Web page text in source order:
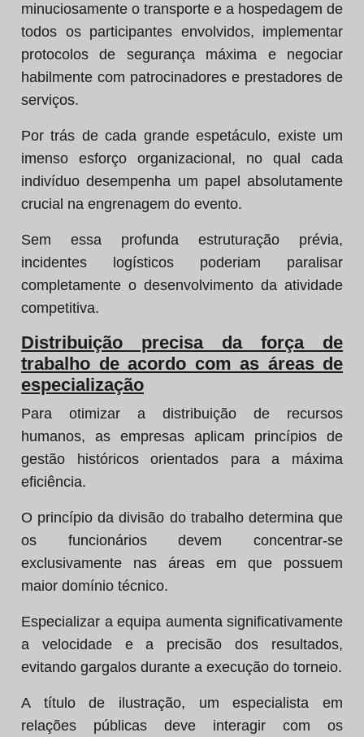
minuciosamente o transporte e a hospedagem de
todos os participantes envolvidos, implementar
protocolos de segurança máxima e negociar
habilmente com patrocinadores e prestadores de
serviços.
Por trás de cada grande espetáculo, existe um
imenso esforço organizacional, no qual cada
indivíduo desempenha um papel absolutamente
crucial na engrenagem do evento.
Sem essa profunda estruturação prévia,
incidentes logísticos poderiam paralisar
completamente o desenvolvimento da atividade
competitiva.
Distribuição precisa da força de
trabalho de acordo com as áreas de
especialização
Para otimizar a distribuição de recursos
humanos, as empresas aplicam princípios de
gestão históricos orientados para a máxima
eficiência.
O princípio da divisão do trabalho determina que
os funcionários devem concentrar-se
exclusivamente nas áreas em que possuem
maior domínio técnico.
Especializar a equipa aumenta significativamente
a velocidade e a precisão dos resultados,
evitando gargalos durante a execução do torneio.
A título de ilustração, um especialista em
relações públicas deve interagir com os